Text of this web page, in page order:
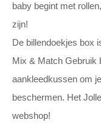
baby begint met
zijn!
De billendoekjes box
Mix & Match Gebruik
aankleedkussen om
beschermen. Het
webshop!